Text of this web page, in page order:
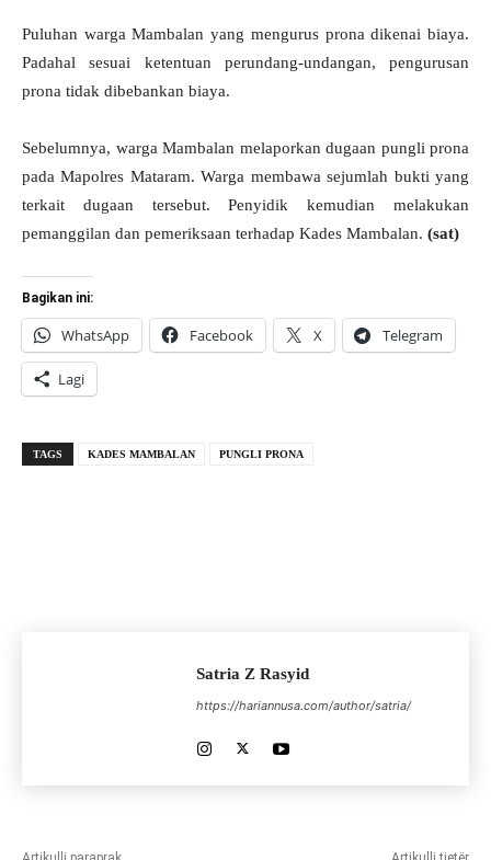
Puluhan warga Mambalan yang mengurus prona dikenai biaya.
Padahal sesuai ketentuan perundang-undangan, pengurusan
prona tidak dibebankan biaya.
Sebelumnya, warga Mambalan melaporkan dugaan pungli prona
pada Mapolres Mataram. Warga membawa sejumlah bukti yang
terkait dugaan tersebut. Penyidik kemudian melakukan
pemanggilan dan pemeriksaan terhadap Kades Mambalan. (sat)
Bagikan ini:
WhatsApp Facebook X Telegram
Lagi
TAGS KADES MAMBALAN PUNGLI PRONA
Satria Z Rasyid
https://hariannusa.com/author/satria/